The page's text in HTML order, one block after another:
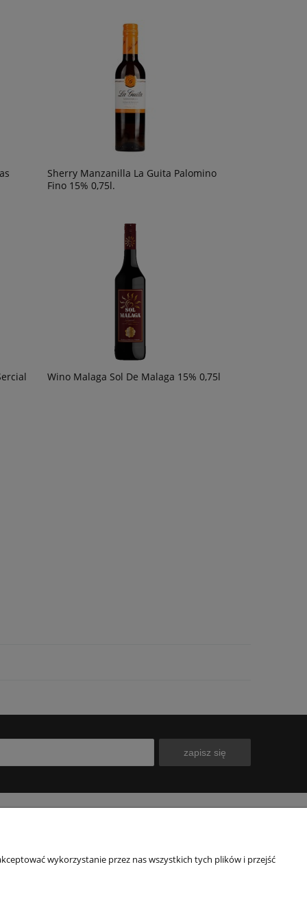
Sherry Manzanilla La Guita Palomino
Fino 15% 0,75l.
Wino Malaga Sol De Malaga 15% 0,75l
zapisz się
wykorzystanie przez nas wszystkich tych plików i przejść